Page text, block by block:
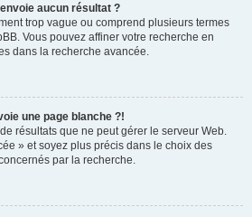
aucun résultat ?
trop vague ou comprend plusieurs termes
Vous pouvez affiner votre recherche en
dans la recherche avancée.
une page blanche ?!
résultats que ne peut gérer le serveur Web.
» et soyez plus précis dans le choix des
par la recherche.